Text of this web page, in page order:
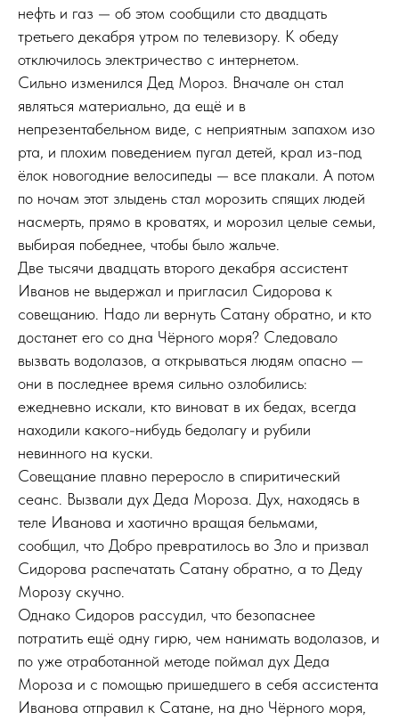
нефть и газ — об этом сообщили сто двадцать
третьего декабря утром по телевизору. К обеду
отключилось электричество с интернетом.
Сильно изменился Дед Мороз. Вначале он стал
являться материально, да ещё и в
непрезентабельном виде, с неприятным запахом изо
рта, и плохим поведением пугал детей, крал из-под
ёлок новогодние велосипеды — все плакали. А потом
по ночам этот злыдень стал морозить спящих людей
насмерть, прямо в кроватях, и морозил целые семьи,
выбирая победнее, чтобы было жальче.
Две тысячи двадцать второго декабря ассистент
Иванов не выдержал и пригласил Сидорова к
совещанию. Надо ли вернуть Сатану обратно, и кто
достанет его со дна Чёрного моря? Следовало
вызвать водолазов, а открываться людям опасно —
они в последнее время сильно озлобились:
ежедневно искали, кто виноват в их бедах, всегда
находили какого-нибудь бедолагу и рубили
невинного на куски.
Совещание плавно переросло в спиритический
сеанс. Вызвали дух Деда Мороза. Дух, находясь в
теле Иванова и хаотично вращая бельмами,
сообщил, что Добро превратилось во Зло и призвал
Сидорова распечатать Сатану обратно, а то Деду
Морозу скучно.
Однако Сидоров рассудил, что безопаснее
потратить ещё одну гирю, чем нанимать водолазов, и
по уже отработанной методе поймал дух Деда
Мороза и с помощью пришедшего в себя ассистента
Иванова отправил к Сатане, на дно Чёрного моря,